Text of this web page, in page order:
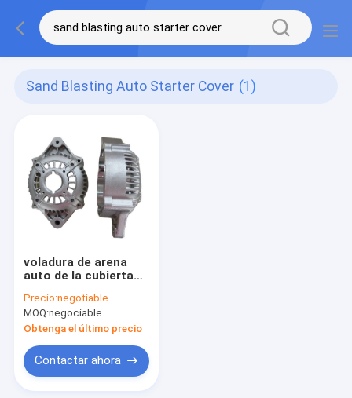
Sand Blasting Auto Starter Cover (1)
voladura de arena
auto de la cubierta
arrancador del motor
automático 180T
280T
Precio:negotiable
MOQ:negociable
Obtenga el último precio
Contactar ahora